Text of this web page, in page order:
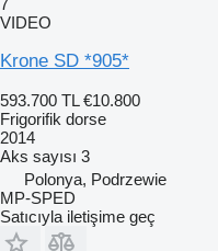
VIDEO
Krone SD *905*
593.700 TL €10.800
Frigorifik dorse
2014
Aks sayısı 3
Polonya, Podrzewie
MP-SPED
Satıcıyla iletişime geç